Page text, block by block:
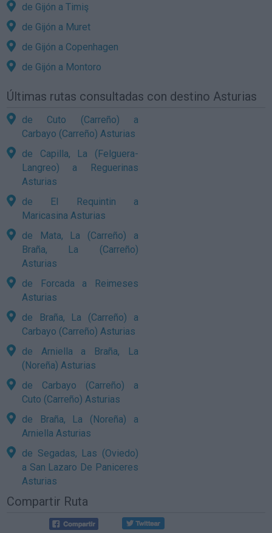
de Gijón a Timiş
de Gijón a Muret
de Gijón a Copenhagen
de Gijón a Montoro
Últimas rutas consultadas con destino Asturias
de Cuto (Carreño) a
Carbayo (Carreño) Asturias
de Capilla, La (Felguera-
Langreo) a Reguerinas
Asturias
de El Requintin a
Maricasina Asturias
de Mata, La (Carreño) a
Braña, La (Carreño)
Asturias
de Forcada a Reimeses
Asturias
de Braña, La (Carreño) a
Carbayo (Carreño) Asturias
de Arniella a Braña, La
(Noreña) Asturias
de Carbayo (Carreño) a
Cuto (Carreño) Asturias
de Braña, La (Noreña) a
Arniella Asturias
de Segadas, Las (Oviedo)
a San Lazaro De Paniceres
Asturias
Compartir Ruta